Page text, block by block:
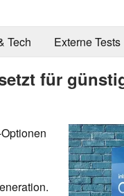
Tech Externe Tests
für